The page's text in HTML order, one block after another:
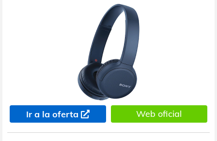
Ir a la oferta Web oficial